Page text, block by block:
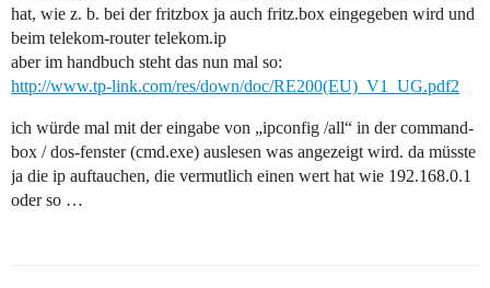
hat, wie z. b. bei der fritzbox ja auch fritz.box eingegeben wird und
beim telekom-router telekom.ip
aber im handbuch steht das nun mal so:
http://www.tp-link.com/res/down/doc/RE200(EU)_V1_UG.pdf2
ich würde mal mit der eingabe von „ipconfig /all“ in der command-
box / dos-fenster (cmd.exe) auslesen was angezeigt wird. da müsste
ja die ip auftauchen, die vermutlich einen wert hat wie 192.168.0.1
oder so …